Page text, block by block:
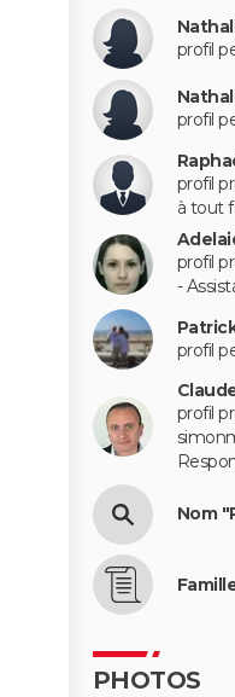
profil
profil
profil
à tout
profil
-
profil
profil
Nom
PHOTOS